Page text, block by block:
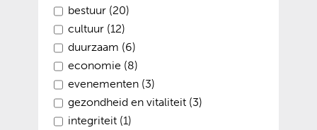
bestuur (20)
cultuur (12)
duurzaam (6)
economie (8)
evenementen (3)
gezondheid en vitaliteit (3)
integriteit (1)